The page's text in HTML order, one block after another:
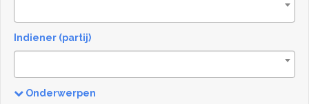
Indiener (partij)
Onderwerpen